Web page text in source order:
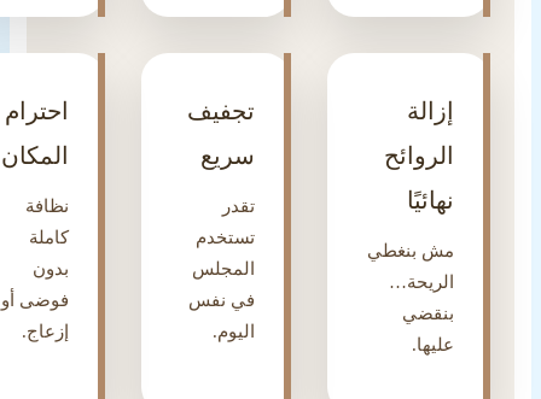
الروائح
نهائيًا
مش بنغطي
الريحة…
بنقضي
عليها.
تجفيف
سريع
تستخدم
المجلس
في نفس
احترام
المكان
نظافة
كاملة
فوضى أو
إزعاج.